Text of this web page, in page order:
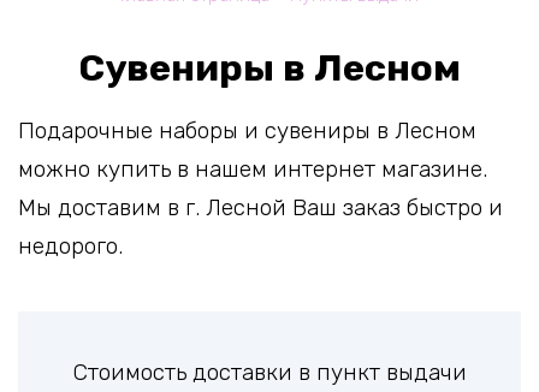
Сувениры в Лесном
Подарочные наборы и сувениры в Лесном
можно купить в нашем интернет магазине.
Мы доставим в г. Лесной Ваш заказ быстро и
недорого.
Стоимость доставки в пункт выдачи